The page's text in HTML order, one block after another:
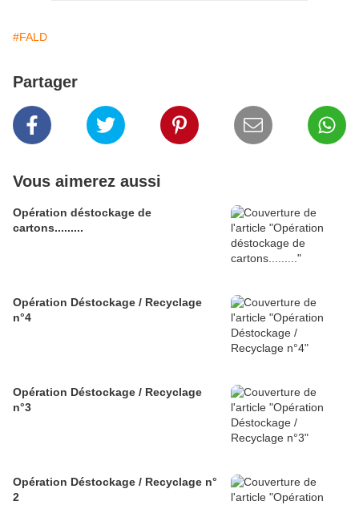
#FALD
Partager
Vous aimerez aussi
Opération déstockage de
cartons.........
Opération Déstockage / Recyclage
n°4
Opération Déstockage / Recyclage
n°3
Opération Déstockage / Recyclage n°
2